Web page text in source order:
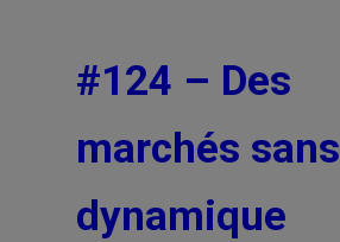
#124 – Des
marchés sans
dynamique